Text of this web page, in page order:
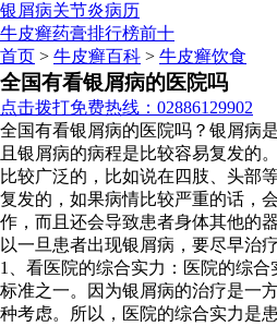
银屑病关节炎病历
牛皮癣药膏排行榜前十
首页 > 牛皮癣百科 > 牛皮癣饮食
全国有看银屑病的医院吗
点击拨打免费热线：02886129902
全国有看银屑病的医院吗？银屑病
且银屑病的病程是比较容易复发的
比较广泛的，比如说在四肢、头部
复发的，如果病情比较严重的话，
作，而且还会导致患者身体其他的
以一旦患者出现银屑病，要尽早治
1、看医院的综合实力：医院的综
标准之一。因为银屑病的治疗是一
种考虑。所以，医院的综合实力是